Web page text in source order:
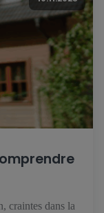
craintes dans la